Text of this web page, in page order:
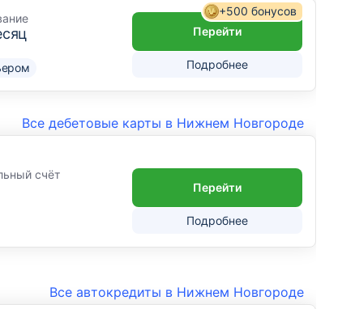
Подробнее
+500 бонусов
Перейти
Все дебетовые карты в Нижнем Новгороде
счёт
Подробнее
Перейти
Все автокредиты в Нижнем Новгороде